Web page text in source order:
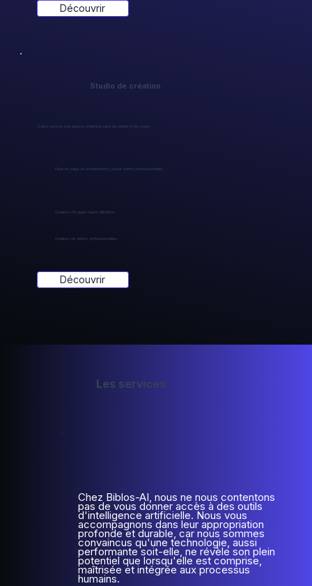
Studio de création
Créez comme une agence créatrice sans les délais ni les côuts.
Mise en page de présentations power points professionnelles.
Création d'images haute définition.
Création de vidéos professionnelles.
Découvrir
Découvrir
Chez Biblos-AI, nous ne nous contentons
pas de vous donner accès à des outils
d'intelligence artificielle. Nous vous
accompagnons dans leur appropriation
profonde et durable, car nous sommes
convaincus qu'une technologie, aussi
performante soit-elle, ne révèle son plein
potentiel que lorsqu'elle est comprise,
maîtrisée et intégrée aux processus
humains.
Les services